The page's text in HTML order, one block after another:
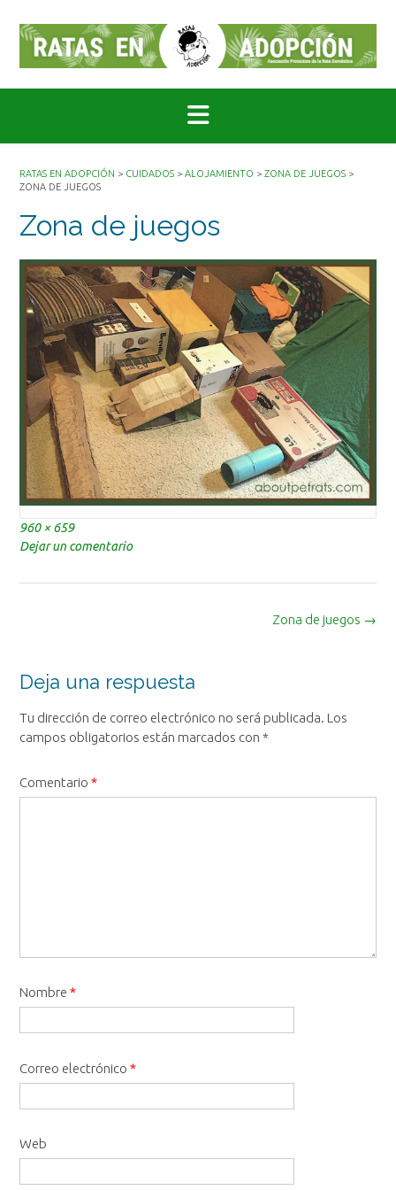
contenido
RATAS EN ADOPCIÓN > CUIDADOS > ALOJAMIENTO > ZONA DE JUEGOS >
ZONA DE JUEGOS
Zona de juegos
Tamaño
completo
960 × 659
Dejar un comentario
entrada
Zona de juegos →
Deja una respuesta
Tu dirección de correo electrónico no será publicada. Los
campos obligatorios están marcados con *
Comentario *
Nombre *
Correo electrónico *
Web